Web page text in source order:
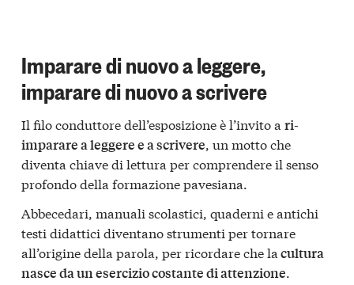
Imparare di nuovo a leggere,
imparare di nuovo a scrivere
Il filo conduttore dell’esposizione è l’invito a ri-
imparare a leggere e a scrivere, un motto che
diventa chiave di lettura per comprendere il senso
profondo della formazione pavesiana.
Abbecedari, manuali scolastici, quaderni e antichi
testi didattici diventano strumenti per tornare
all’origine della parola, per ricordare che la cultura
nasce da un esercizio costante di attenzione.